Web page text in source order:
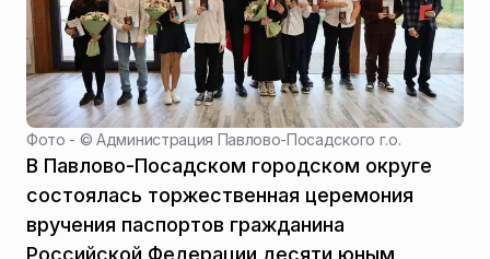
Фото - ©Администрация Павлово-Посадского г.о.
В Павлово-Посадском городском округе
состоялась торжественная церемония
вручения паспортов гражданина
Российской Федерации десяти юным